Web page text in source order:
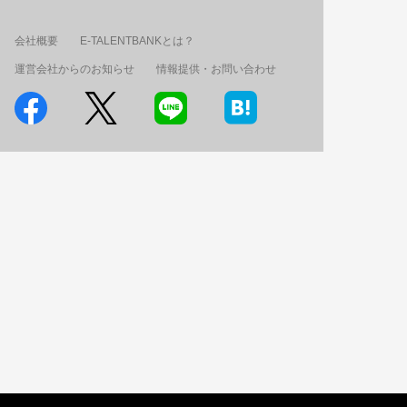
会社概要 E-TALENTBANKとは？
運営会社からのお知らせ 情報提供・お問い合わせ